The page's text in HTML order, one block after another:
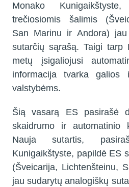
Monako
trečiosiomis šalimis
San Marinu ir Andora) jau
sutarčių sąrašą. Taigi tarp
metų įsigaliojusi
informacija tvarka
valstybėms.
Šią vasarą ES pasirašė
skaidrumo ir automatinio
Nauja sutartis,
Kunigaikštyste, papildė ES
(Šveicarija, Lichtenšteinu,
jau sudarytų analogiškų